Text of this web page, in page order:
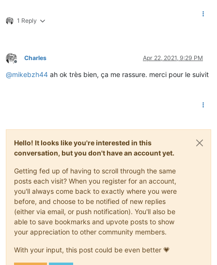
1 Reply
Offline
Charles Apr 22, 2021, 9:29 PM
@mikebzh44 ah ok très bien, ça me rassure. merci pour le suivit
Hello! It looks like you're interested in this
conversation, but you don't have an account yet.
Getting fed up of having to scroll through the same
posts each visit? When you register for an account,
you'll always come back to exactly where you were
before, and choose to be notified of new replies
(either via email, or push notification). You'll also be
able to save bookmarks and upvote posts to show
your appreciation to other community members.
With your input, this post could be even better 💗